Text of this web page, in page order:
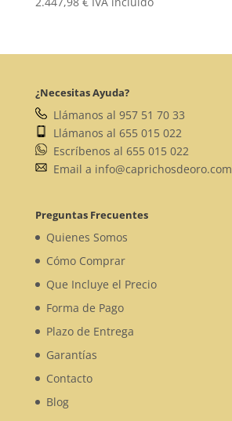
¿Necesitas Ayuda?
Llámanos al 957 51 70 33
Llámanos al 655 015 022
Escríbenos al 655 015 022
Email a info@caprichosdeoro.com
Preguntas Frecuentes
Quienes Somos
Cómo Comprar
Que Incluye el Precio
Forma de Pago
Plazo de Entrega
Garantías
Contacto
Blog